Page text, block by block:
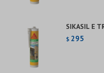
SIKASIL E
$ 295